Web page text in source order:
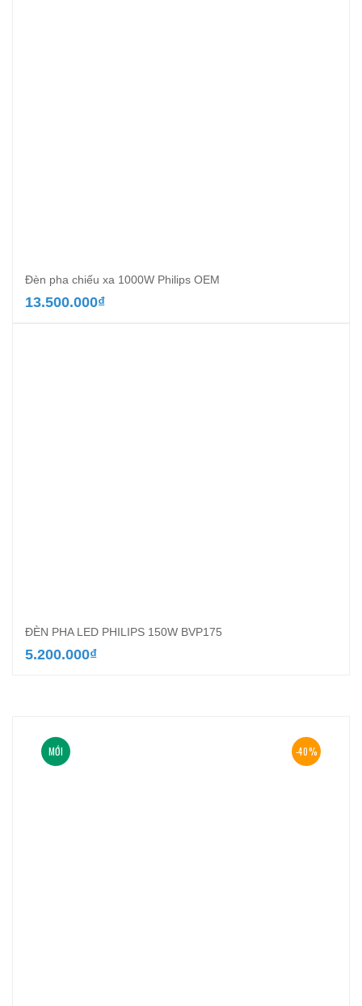
Đèn pha chiếu xa 1000W Philips OEM
13.500.000₫
ĐÈN PHA LED PHILIPS 150W BVP175
5.200.000₫
-40%
MỚI